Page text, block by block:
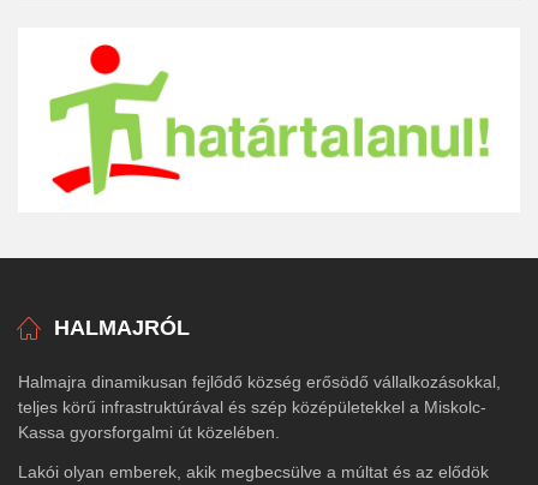
HALMAJRÓL
Halmajra dinamikusan fejlődő község erősödő vállalkozásokkal,
teljes körű infrastruktúrával és szép középületekkel a Miskolc-
Kassa gyorsforgalmi út közelében.
Lakói olyan emberek, akik megbecsülve a múltat és az elődök